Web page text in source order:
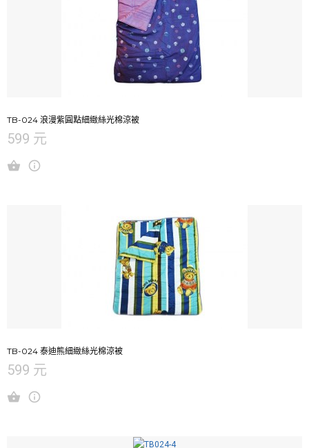
TB-024 浪漫紫圓點細緻絲光棉涼被
599 元
TB-024 泰迪熊細緻絲光棉涼被
599 元